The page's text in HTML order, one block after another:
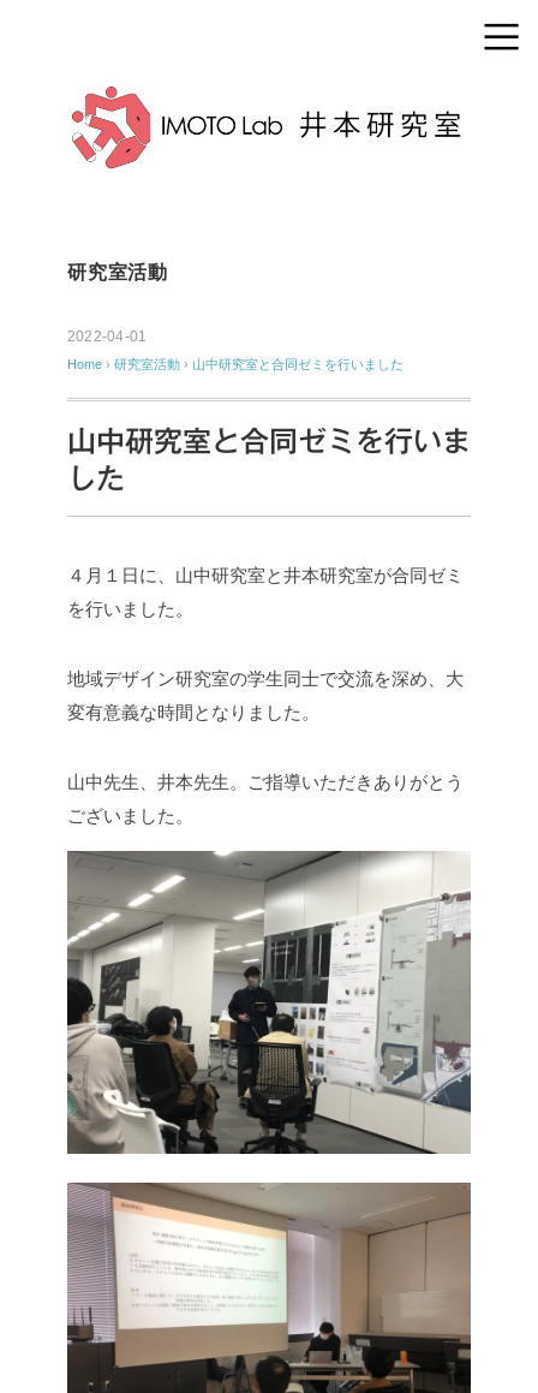
研究室活動
2022-04-01
Home › 研究室活動 › 山中研究室と合同ゼミを行いました
山中研究室と合同ゼミを行いま
した
４月１日に、山中研究室と井本研究室が合同ゼミ
を行いました。
地域デザイン研究室の学生同士で交流を深め、大
変有意義な時間となりました。
山中先生、井本先生。ご指導いただきありがとう
ございました。